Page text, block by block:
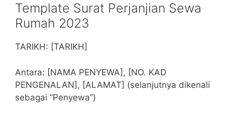
Template Surat Perjanjian Sewa
Rumah 2023
TARIKH: [TARIKH]
Antara: [NAMA PENYEWA], [NO. KAD
PENGENALAN], [ALAMAT] (selanjutnya dikenali
sebagai “Penyewa”)